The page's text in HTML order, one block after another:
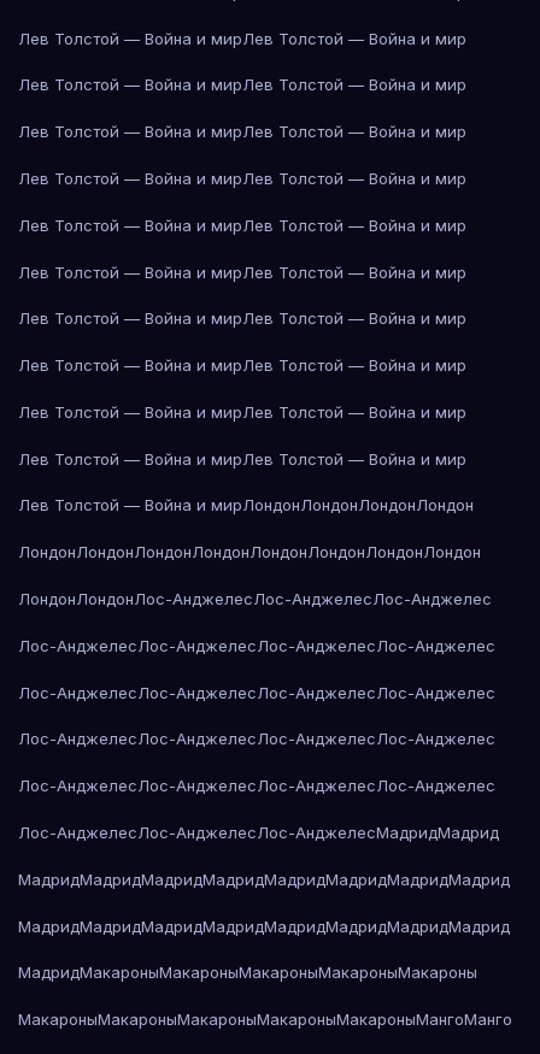
Лев Толстой — Война и мирЛев Толстой — Война и мир
Лев Толстой — Война и мирЛев Толстой — Война и мир
Лев Толстой — Война и мирЛев Толстой — Война и мир
Лев Толстой — Война и мирЛев Толстой — Война и мир
Лев Толстой — Война и мирЛев Толстой — Война и мир
Лев Толстой — Война и мирЛев Толстой — Война и мир
Лев Толстой — Война и мирЛев Толстой — Война и мир
Лев Толстой — Война и мирЛев Толстой — Война и мир
Лев Толстой — Война и мирЛев Толстой — Война и мир
Лев Толстой — Война и мирЛев Толстой — Война и мир
Лев Толстой — Война и мирЛондонЛондонЛондонЛондон
ЛондонЛондонЛондонЛондонЛондонЛондонЛондонЛондон
ЛондонЛондонЛос-АнджелесЛос-АнджелесЛос-Анджелес
Лос-АнджелесЛос-АнджелесЛос-АнджелесЛос-Анджелес
Лос-АнджелесЛос-АнджелесЛос-АнджелесЛос-Анджелес
Лос-АнджелесЛос-АнджелесЛос-АнджелесЛос-Анджелес
Лос-АнджелесЛос-АнджелесЛос-АнджелесЛос-Анджелес
Лос-АнджелесЛос-АнджелесЛос-АнджелесМадридМадрид
МадридМадридМадридМадридМадридМадридМадридМадрид
МадридМадридМадридМадридМадридМадридМадридМадрид
МадридМакароныМакароныМакароныМакароныМакароны
МакароныМакароныМакароныМакароныМакароныМангоМанго